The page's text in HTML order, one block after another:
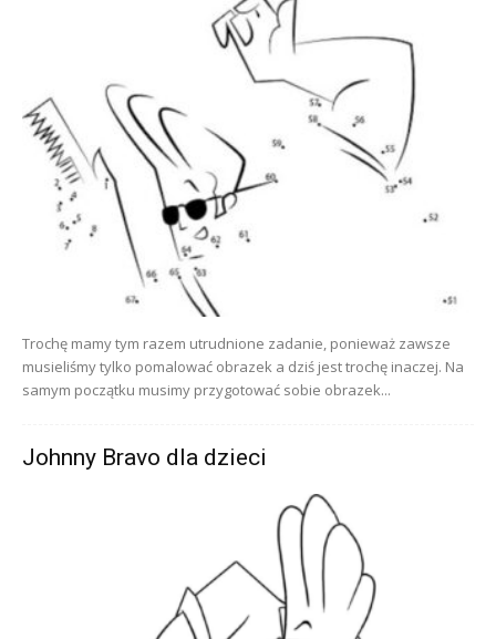
Trochę mamy tym razem utrudnione zadanie, ponieważ zawsze
musieliśmy tylko pomalować obrazek a dziś jest trochę inaczej. Na
samym początku musimy przygotować sobie obrazek...
Johnny Bravo dla dzieci